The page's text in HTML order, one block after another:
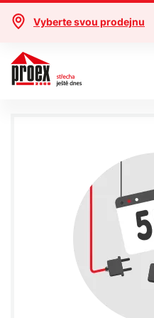
Vyberte svou prodejnu